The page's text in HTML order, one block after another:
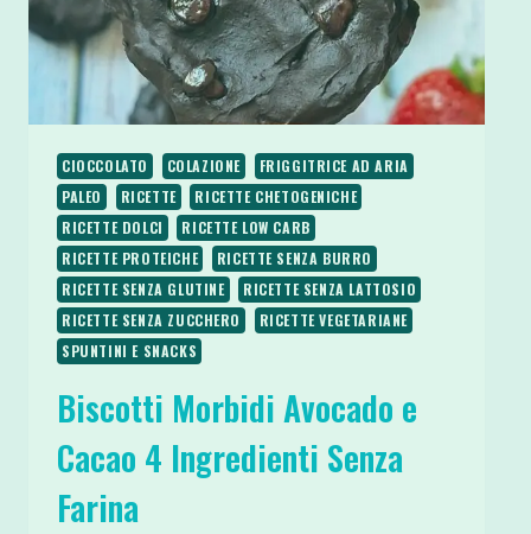
CIOCCOLATO COLAZIONE
FRIGGITRICE AD ARIA
PALEO
RICETTE
RICETTE CHETOGENICHE
RICETTE DOLCI
RICETTE LOW CARB
RICETTE PROTEICHE
RICETTE SENZA BURRO
RICETTE SENZA GLUTINE
RICETTE SENZA LATTOSIO
RICETTE SENZA ZUCCHERO
RICETTE VEGETARIANE
SPUNTINI E SNACKS
Biscotti Morbidi Avocado e
Cacao 4 Ingredienti Senza
Farina